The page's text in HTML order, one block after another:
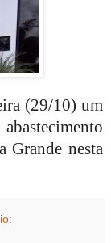
(29/10) um
Grande nesta